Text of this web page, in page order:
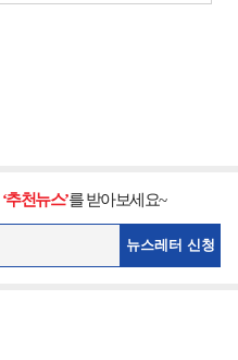
‘추천뉴스’를 받아보세요~
뉴스레터 신청